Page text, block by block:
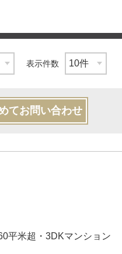
表示件数
てお問い合わせ
平米超・3DKマンション